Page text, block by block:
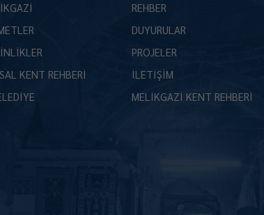
KENT REHBERİ
REHBER
DUYURULAR
PROJELER
İLETİŞİM
MELİKGAZİ KENT REHBERİ